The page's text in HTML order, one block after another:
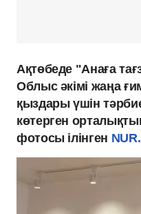
Ақтөбеде "Анаға
Облыс әкімі жаңа
қыздары үшін
көтерген
фотосы ілінген